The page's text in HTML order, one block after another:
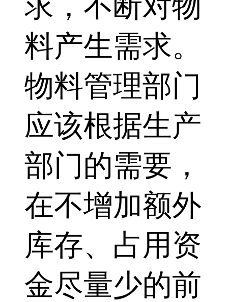
料产生需求。
物料管理部门
应该根据生产
部门的需要，
在不增加额外
库存、占用资
金尽量少的前